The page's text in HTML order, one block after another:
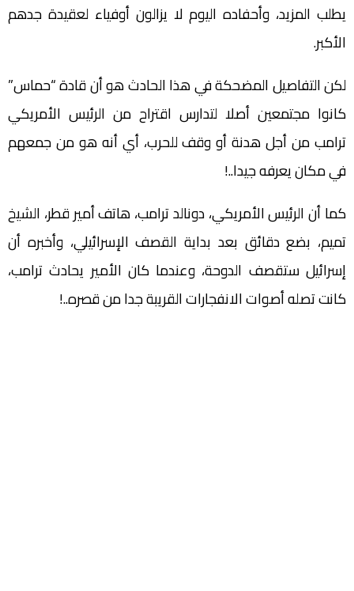
يطلب المزيد، وأحفاده اليوم لا يزالون أوفياء لعقيدة جدهم
الأكبر.
لكن التفاصيل المضحكة في هذا الحادث هو أن قادة “حماس”
كانوا مجتمعين أصلا لتدارس اقتراح من الرئيس الأمريكي
ترامب من أجل هدنة أو وقف للحرب، أي أنه هو من جمعهم
في مكان يعرفه جيدا..!
كما أن الرئيس الأمريكي، دونالد ترامب، هاتف أمير قطر، الشيخ
تميم، بضع دقائق بعد بداية القصف الإسرائيلي، وأخبره أن
إسرائيل ستقصف الدوحة، وعندما كان الأمير يحادث ترامب،
كانت تصله أصوات الانفجارات القريبة جدا من قصره..!